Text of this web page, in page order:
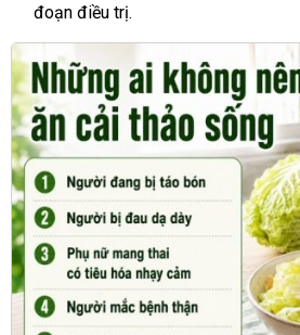
đoạn điều trị.